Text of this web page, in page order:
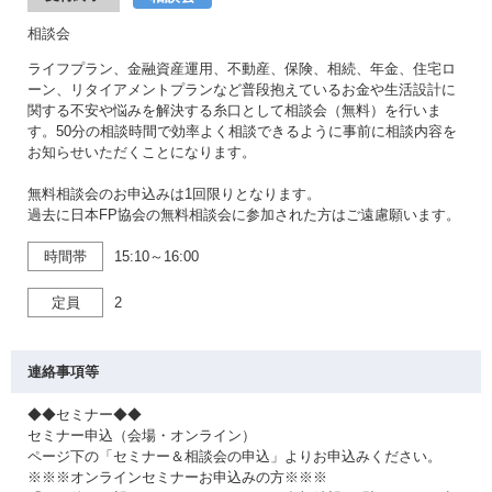
相談会
ライフプラン、金融資産運用、不動産、保険、相続、年金、住宅ロ
ーン、リタイアメントプランなど普段抱えているお金や生活設計に
関する不安や悩みを解決する糸口として相談会（無料）を行いま
す。50分の相談時間で効率よく相談できるように事前に相談内容を
お知らせいただくことになります。
無料相談会のお申込みは1回限りとなります。
過去に日本FP協会の無料相談会に参加された方はご遠慮願います。
時間帯 15:10～16:00
定員 2
連絡事項等
◆◆セミナー◆◆
セミナー申込（会場・オンライン）
ページ下の「セミナー＆相談会の申込」よりお申込みください。
※※※オンラインセミナーお申込みの方※※※